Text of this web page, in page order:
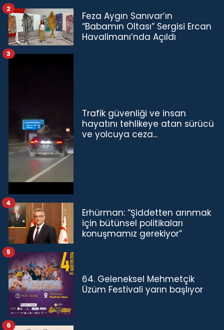
Feza Aygın Sanıvar’ın
“Babamın Oltası” Sergisi Ercan
Havalimanı’nda Açıldı
2
Trafik güvenliği ve insan
hayatını tehlikeye atan sürücü
ve yolcuya ceza...
3
Erhürman: “Şiddetten arınmak
için bütünsel politikaları
konuşmamız gerekiyor”
4
64. Geleneksel Mehmetçik
Üzüm Festivali yarın başlıyor
5
6